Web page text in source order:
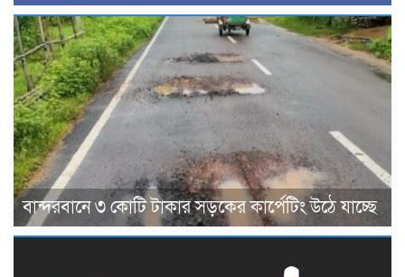
বান্দরবানে ৩ কোটি টাকার সড়কের কার্পেটিং উঠে যাচ্ছে